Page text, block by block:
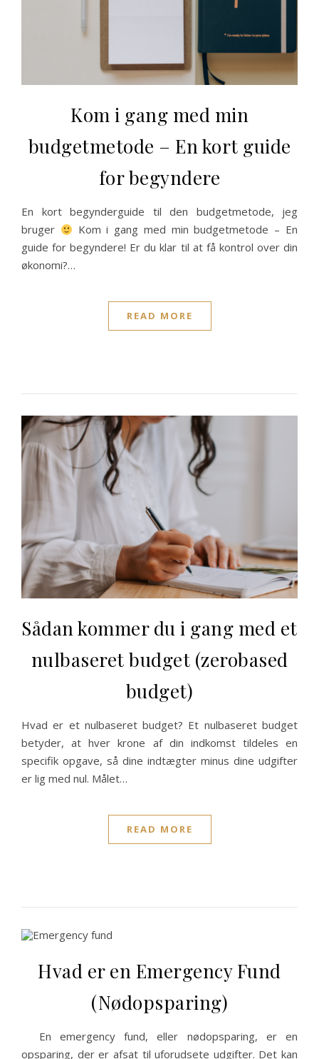
Kom i gang med min
budgetmetode – En kort guide
for begyndere
En kort begynderguide til den budgetmetode, jeg
bruger
Kom i gang med min budgetmetode – En
guide for begyndere! Er du klar til at få kontrol over din
økonomi?…
READ MORE
Sådan kommer du i gang med et
nulbaseret budget (zerobased
budget)
Hvad er et nulbaseret budget? Et nulbaseret budget
betyder, at hver krone af din indkomst tildeles en
specifik opgave, så dine indtægter minus dine udgifter
er lig med nul. Målet…
READ MORE
Hvad er en Emergency Fund
(Nødopsparing)
En emergency fund, eller nødopsparing, er en
opsparing, der er afsat til uforudsete udgifter. Det kan